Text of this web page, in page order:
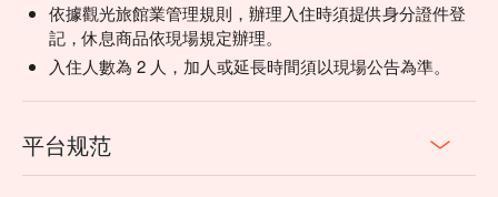
依據觀光旅館業管理規則，辦理入住時須提供身分證件登
記，休息商品依現場規定辦理。
入住人數為 2 人，加人或延長時間須以現場公告為準。
平台规范